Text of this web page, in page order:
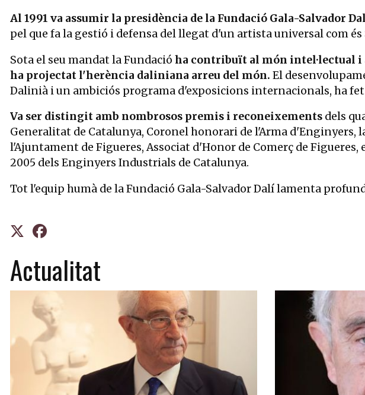
Al 1991 va assumir la presidència de la Fundació Gala-Salvador
pel que fa la gestió i defensa del llegat d'un artista universal com
Sota el seu mandat la Fundació ha contribuït al món intel·lectual i
ha projectat l'herència daliniana arreu del món. El
Dalinià i un ambiciós programa d'exposicions internacionals, ha
Va ser distingit amb nombrosos premis i reconeixements dels
Generalitat de Catalunya, Coronel honorari de l'Arma d'Enginyers,
l'Ajuntament de Figueres, Associat d'Honor de Comerç de
2005 dels Enginyers Industrials de Catalunya.
Tot l'equip humà de la Fundació Gala-Salvador Dalí lamenta
Actualitat